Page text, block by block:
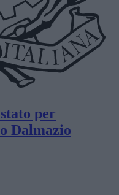
per
Dalmazio